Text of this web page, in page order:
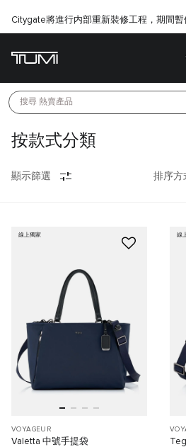
Citygate將進行内部重新裝修工程，期間
搜尋 熱賣產品
按款式分類
顯示篩選 排序方
線上獨家
VOYAGEUR
Valetta 中號手提袋
線